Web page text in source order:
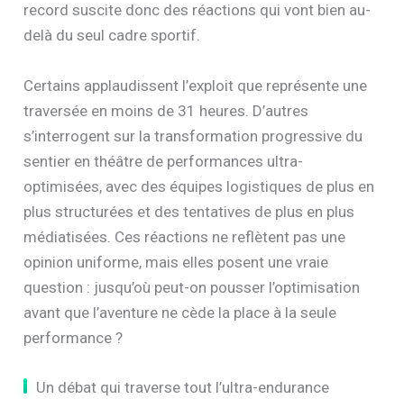
record suscite donc des réactions qui vont bien au-
delà du seul cadre sportif.
Certains applaudissent l’exploit que représente une
traversée en moins de 31 heures. D’autres
s’interrogent sur la transformation progressive du
sentier en théâtre de performances ultra-
optimisées, avec des équipes logistiques de plus en
plus structurées et des tentatives de plus en plus
médiatisées. Ces réactions ne reflètent pas une
opinion uniforme, mais elles posent une vraie
question : jusqu’où peut-on pousser l’optimisation
avant que l’aventure ne cède la place à la seule
performance ?
Un débat qui traverse tout l’ultra-endurance